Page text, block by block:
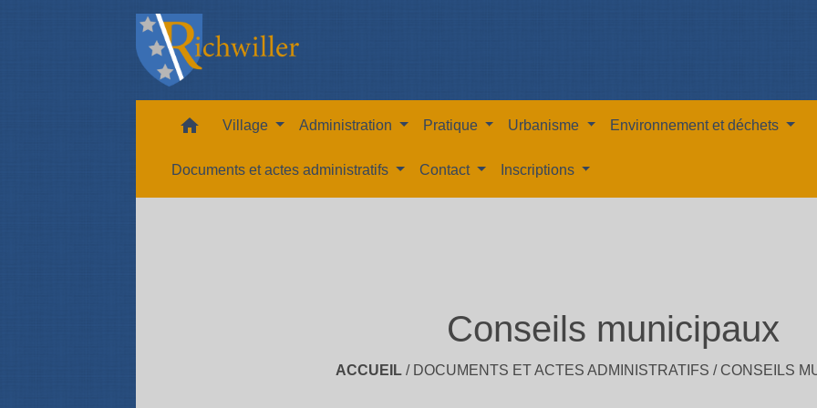
home Village Administration Pratique Urbanisme Environnement et déchets
Documents et actes administratifs Contact Inscriptions
Conseils municipaux
ACCUEIL/ DOCUMENTS ET ACTES ADMINISTRATIFS / CONSEILS